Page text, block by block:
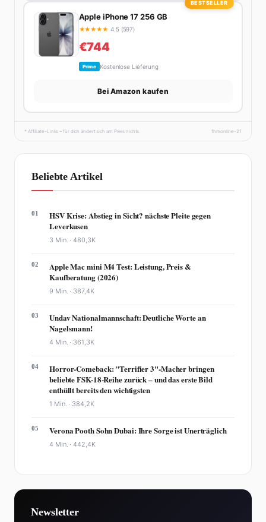
BESTSELLER
Apple iPhone 17 256 GB
★★★★★ 4.5 (597)
€744
Prime Kostenlose Lieferung
Bei Amazon kaufen
* Affiliate-Links – für dich ändert sich am Preis nichts. fhmonline-21
Beliebte Artikel
01
HSV Krise: Abstieg in Sicht? nächste Pleite gegen
Leverkusen
3 Min. ·480,3K
02
Apple Mac mini M4 Test: Leistung, Preis &
Kaufberatung (2026)
9 Min. · 387,4K
03
Undav Nationalmannschaft: Deutliche Worte an
Nagelsmann!
4 Min. · 361,3K
04
Horror-Comeback: "Terrifier 3"-Macher bringen
beliebte FSK-18-Reihe zurück – und das erste Bild
enthüllt bereits den wichtigsten
1 Min. · 384,2K
05 Verona Pooth Sohn Dubai: Ihre Sorge ist Unerträglich
4 Min. ·442,4K
Newsletter